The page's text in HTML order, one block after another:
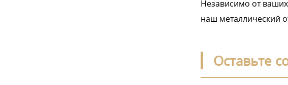
Независимо от
наш металлический
Оставьте